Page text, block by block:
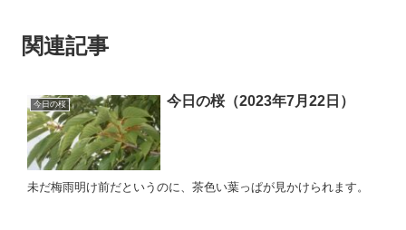
関連記事
今日の桜 今日の桜（2023年7月22日）
未だ梅雨明け前だというのに、茶色い葉っぱが見かけられます。